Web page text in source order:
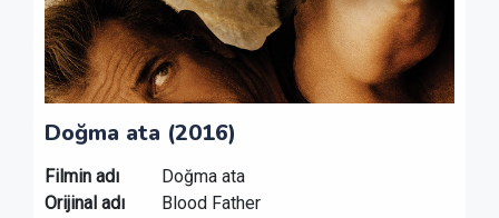
Doğma ata (2016)
Filmin adı
Doğma ata
Orijinal adı
Blood Father